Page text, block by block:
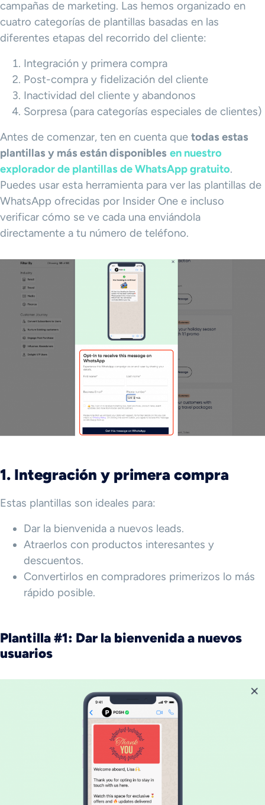
campañas de marketing. Las hemos organizado en
cuatro categorías de plantillas basadas en las
diferentes etapas del recorrido del cliente:
Integración y primera compra
Post-compra y fidelización del cliente
Inactividad del cliente y abandonos
Sorpresa (para categorías especiales de clientes)
Antes de comenzar, ten en cuenta que todas estas
plantillas y más están disponibles en nuestro
explorador de plantillas de WhatsApp gratuito.
Puedes usar esta herramienta para ver las plantillas de
WhatsApp ofrecidas por Insider One e incluso
verificar cómo se ve cada una enviándola
directamente a tu número de teléfono.
1. Integración y primera compra
Estas plantillas son ideales para:
Dar la bienvenida a nuevos leads.
Atraerlos con productos interesantes y
descuentos.
Convertirlos en compradores primerizos lo más
rápido posible.
Plantilla #1: Dar la bienvenida a nuevos
usuarios